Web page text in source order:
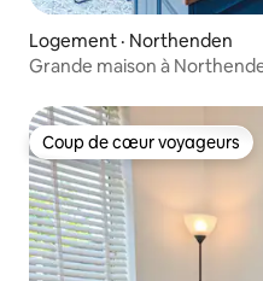
Logement · Northenden
Grande maison à
Coup de cœur voyageurs
Coup de cœur voyageurs